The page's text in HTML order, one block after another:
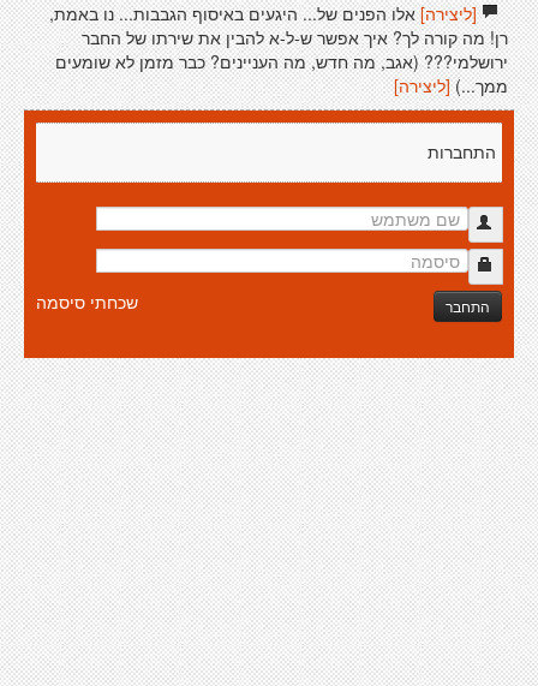
[ליצירה]אלו הפנים של... היגעים באיסוף הגבבות... נו באמת,
רן! מה קורה לך? איך אפשר ש-ל-א להבין את שירתו של החבר
ירושלמי??? (אגב, מה חדש, מה העניינים? כבר מזמן לא שומעים
ממך...) [ליצירה]
התחברות
התחבר שכחתי סיסמה